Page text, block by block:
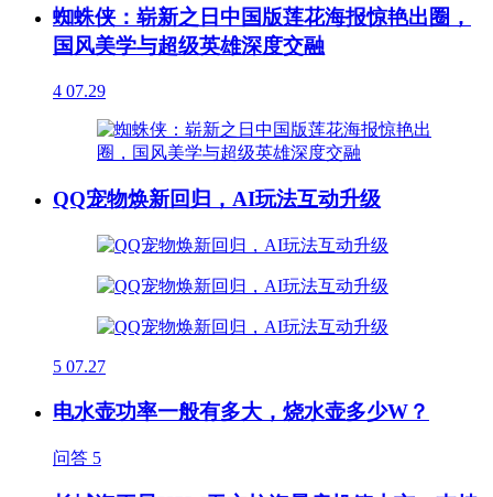
蜘蛛侠：崭新之日中国版莲花海报惊艳出圈，
国风美学与超级英雄深度交融
4 07.29
QQ宠物焕新回归，AI玩法互动升级
5 07.27
电水壶功率一般有多大，烧水壶多少W？
问答 5